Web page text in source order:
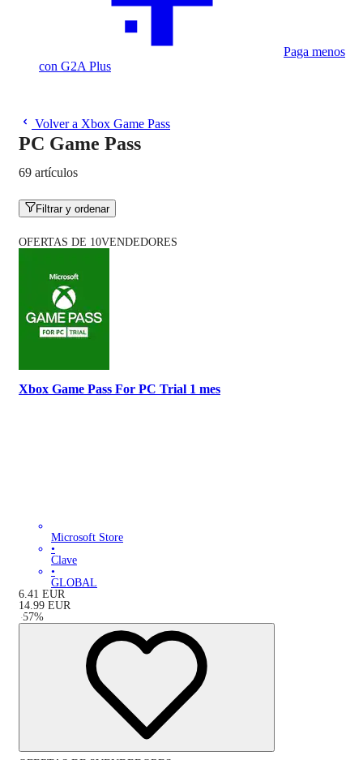
Paga menos
con G2A Plus
Volver a Xbox Game Pass
PC Game Pass
69 artículos
Filtrar y ordenar
OFERTAS DE 10VENDEDORES
Xbox Game Pass For PC Trial 1 mes
Microsoft Store
•
Clave
•
GLOBAL
6.41 EUR
14.99 EUR
-57%